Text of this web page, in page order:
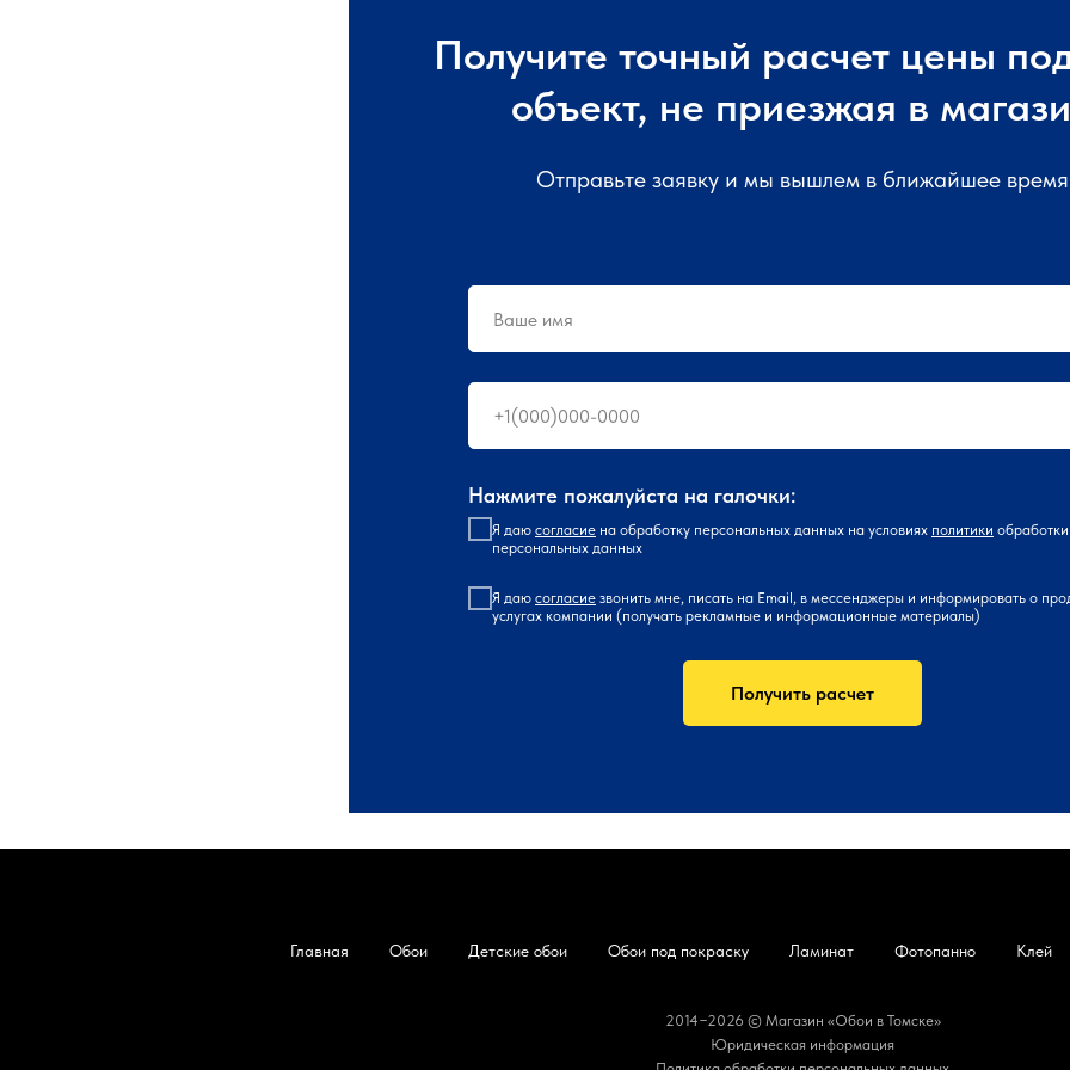
Получите точный расчет цены
объект, не приезжая в
Отправьте заявку и мы вышлем в ближайшее время
Нажмите пожалуйста на галочки:
Я даю согласие на обработку персональных данных на условиях политики обработки
персональных данных
Я даю согласие звонить мне, писать на Email, в мессенджеры и информировать о
услугах компании (получать рекламные и информационные материалы)
Получить расчет
Главная Обои Детские обои Обои под покраску Ламинат Фотопанно Клей
2014−2026 © Магазин «Обои в Томске»
Юридическая информация